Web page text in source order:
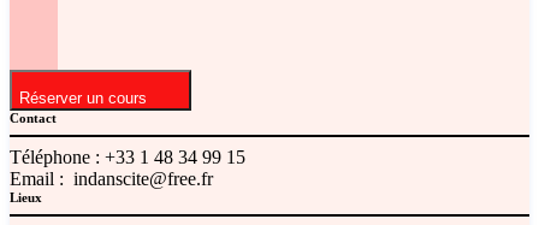
Réserver un cours
Contact
Téléphone : +33 1 48 34 99 15
Email : indanscite@free.fr
Lieux